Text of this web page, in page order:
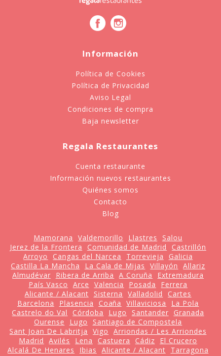
Información
Política de Cookies
Política de Privacidad
Aviso Legal
Condiciones de compra
Baja newsletter
Regala Restaurantes
Cuenta restaurante
Información nuevos restaurantes
Quiénes somos
Contacto
Blog
Mamorana Valdemorillo Llastres
Salou
Jerez de la Frontera
Comunidad de Madrid
Castrillón
Arroyo
Cangas del Narcea Torrevieja
Galicia
Castilla La Mancha
La Cala de Mijas Villayón
Allariz
Almudévar
Ribera de Arriba A Coruña
Extremadura
País Vasco
Arce Valencia Posada
Ferrera
Alicante / Alacant
Sisterna Valladolid
Cartes
Barcelona
Plasencia Coaña Villaviciosa
La Pola
Castrelo do Val
Córdoba Lugo Santander
Granada
Ourense
Lugo
Santiago de Compostela
Sant Joan De Labritja
Vigo
Arriondas / Les Arriondes
Madrid
Avilés Lena Castuera Cádiz
El Crucero
Alcalá De Henares
Ibias Alicante / Alacant
Tarragona